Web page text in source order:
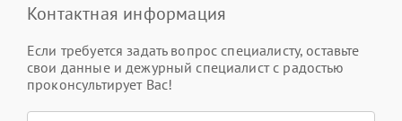
Контактная информация
Если требуется задать вопрос специалисту, оставьте
свои данные и дежурный специалист с радостью
проконсультирует Вас!